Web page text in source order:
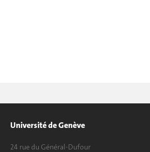
Université de Genève
24 rue du Général-Dufour